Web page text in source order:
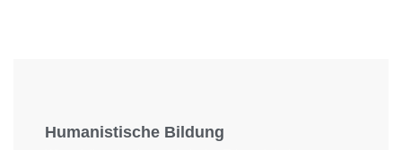
Humanistische Bildung